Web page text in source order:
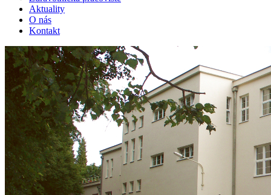
Aktuality
O nás
Kontakt